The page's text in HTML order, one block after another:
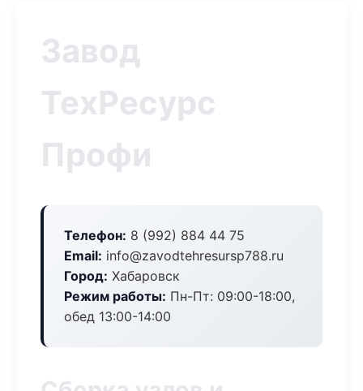
Завод
ТехРесурс
Профи
Телефон: 8 (992) 884 44 75
Email: info@zavodtehresursp788.ru
Город: Хабаровск
Режим работы: Пн-Пт: 09:00-18:00,
обед 13:00-14:00